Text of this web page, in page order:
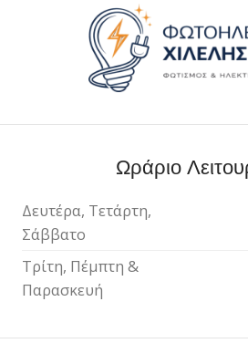
Ωράριο
Δευτέρα, Τετάρτη,
Σάββατο
Τρίτη, Πέμπτη &
Παρασκευή